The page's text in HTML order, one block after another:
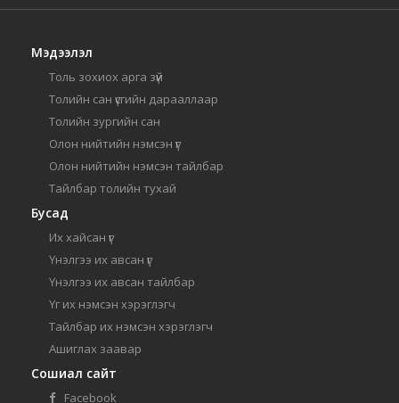
Мэдээлэл
Толь зохиох арга зүй
Толийн сан үсгийн дарааллаар
Толийн зургийн сан
Олон нийтийн нэмсэн үг
Олон нийтийн нэмсэн тайлбар
Тайлбар толийн тухай
Бусад
Их хайсан үг
Үнэлгээ их авсан үг
Үнэлгээ их авсан тайлбар
Үг их нэмсэн хэрэглэгч
Тайлбар их нэмсэн хэрэглэгч
Ашиглах заавар
Сошиал сайт
Facebook